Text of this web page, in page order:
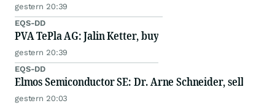
gestern 20:39
EQS-DD
PVA TePla AG: Jalin Ketter, buy
gestern 20:39
EQS-DD
Elmos Semiconductor SE: Dr. Arne Schneider, sell
gestern 20:03